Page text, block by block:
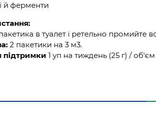
й ферменти
в туалет і ретельно промийте
2 пакетики на 3 м3.
підтримки 1 уп на тиждень (25 г) /